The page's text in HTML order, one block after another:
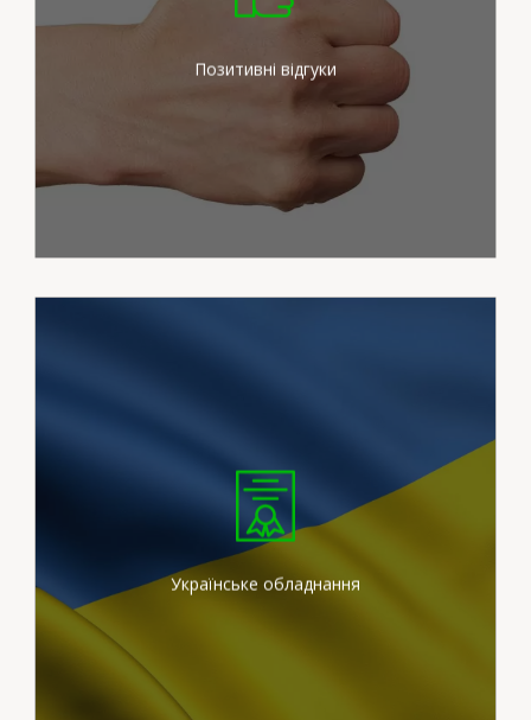
Позитивні відгуки
зусиль для задоволення
потреб наших клієнтів
Українське обладнання
Ми працюємо на
сертифікованих
штукатурних станціях
вітчизняного виробника